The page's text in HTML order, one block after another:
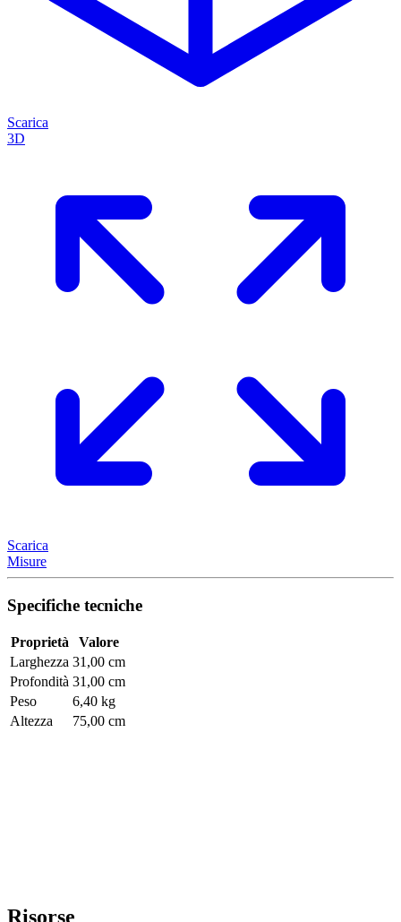
Scarica
3D
Scarica
Misure
Specifiche tecniche
Proprietà
Valore
Larghezza 31,00 cm
Profondità 31,00 cm
Peso
6,40 kg
Altezza
75,00 cm
Risorse